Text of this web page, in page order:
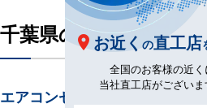
千葉県の直工店所在地
エアコンセンターACには千葉
お近く の直工店
全国のお客様の近く
当社直工店がございま